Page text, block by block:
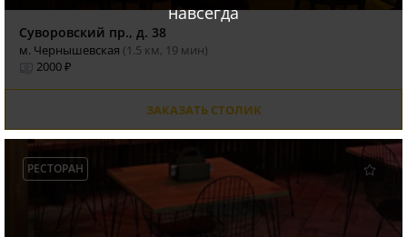
навсегда
Суворовский пр., д. 38
м. Чернышевская (1.5 км, 19 мин)
2000 ₽
ЗАКАЗАТЬ СТОЛИК
РЕСТОРАН